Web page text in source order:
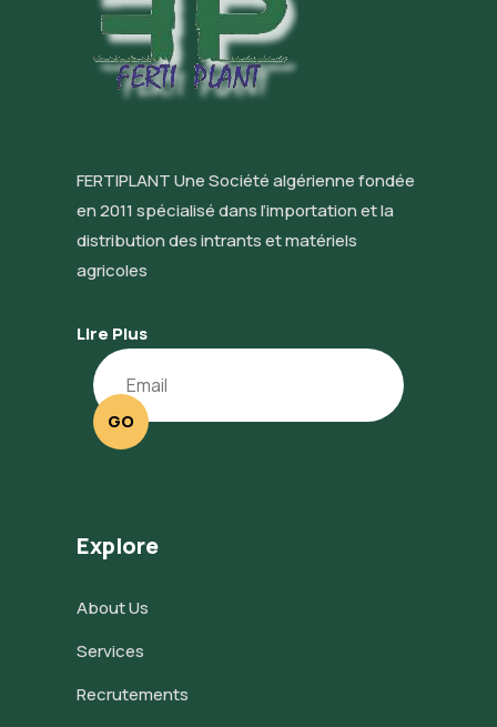
FERTIPLANT Une Société algérienne fondée
en 2011 spécialisé dans l’importation et la
distribution des intrants et matériels
agricoles
Lire Plus
GO
Explore
About Us
Services
Recrutements